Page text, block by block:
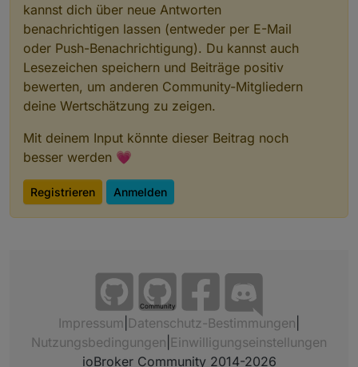
kannst dich über neue Antworten
benachrichtigen lassen (entweder per E-Mail
oder Push-Benachrichtigung). Du kannst auch
Lesezeichen speichern und Beiträge positiv
bewerten, um anderen Community-Mitgliedern
deine Wertschätzung zu zeigen.
Mit deinem Input könnte dieser Beitrag noch
besser werden 💗
Registrieren Anmelden
Community
Impressum Datenschutz-Bestimmungen
Nutzungsbedingungen Einwilligungseinstellungen
ioBroker Community 2014-2026